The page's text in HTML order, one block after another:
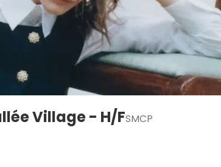
Village - H/FSMCP